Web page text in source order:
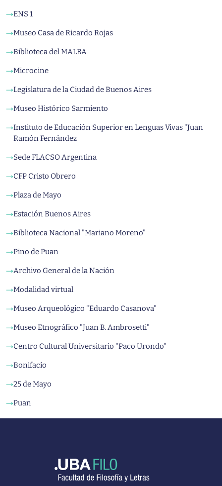
→ENS 1
→Museo Casa de Ricardo Rojas
→Biblioteca del MALBA
→Microcine
→Legislatura de la Ciudad de Buenos Aires
→Museo Histórico Sarmiento
→Instituto de Educación Superior en Lenguas Vivas "Juan
Ramón Fernández
→Sede FLACSO Argentina
→CFP Cristo Obrero
→Plaza de Mayo
→Estación Buenos Aires
→Biblioteca Nacional "Mariano Moreno"
→Pino de Puan
→Archivo General de la Nación
→Modalidad virtual
→Museo Arqueológico "Eduardo Casanova"
→Museo Etnográfico "Juan B. Ambrosetti"
→Centro Cultural Universitario "Paco Urondo"
→Bonifacio
→25 de Mayo
→Puan